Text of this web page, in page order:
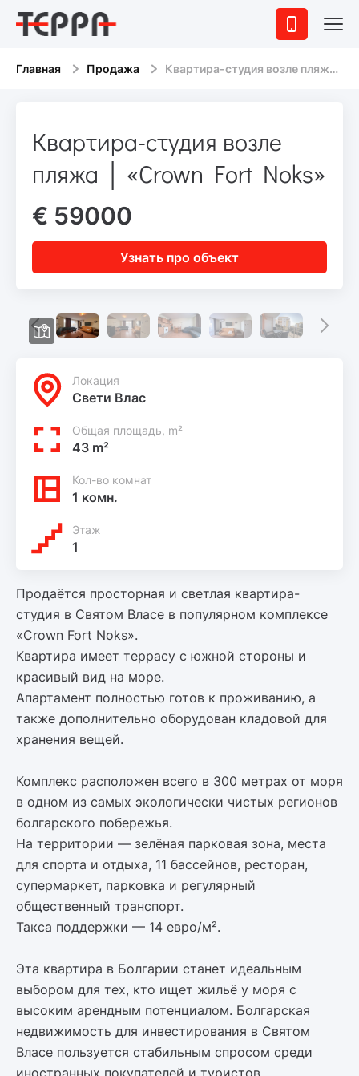
Главная Продажа Квартира-студия возле пляжа │ «Crown Fort Noks»
Квартира-студия возле
пляжа │ «Crown Fort Noks»
€ 59000
Узнать про объект
Локация
Свети Влас
Общая площадь, m²
43 m²
Кол-во комнат
1 комн.
Этаж
1
Продаётся просторная и светлая квартира-
студия в Святом Власе в популярном комплексе
«Crown Fort Noks».
Квартира имеет террасу с южной стороны и
красивый вид на море.
Апартамент полностью готов к проживанию, а
также дополнительно оборудован кладовой для
хранения вещей.
Комплекс расположен всего в 300 метрах от моря
в одном из самых экологически чистых регионов
болгарского побережья.
На территории — зелёная парковая зона, места
для спорта и отдыха, 11 бассейнов, ресторан,
супермаркет, парковка и регулярный
общественный транспорт.
Такса поддержки — 14 евро/м².
Эта квартира в Болгарии станет идеальным
выбором для тех, кто ищет жильё у моря с
высоким арендным потенциалом. Болгарская
недвижимость для инвестирования в Святом
Власе пользуется стабильным спросом среди